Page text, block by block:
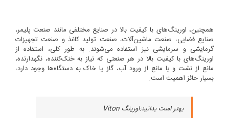
همچنین، اورینگ‌های با کیفیت بالا در صنایع مختلفی مانند صنعت پلیمر،
صنایع فضایی، صنعت ماشین‌آلات، صنعت تولید کاغذ و صنعت تجهیزات
گرمایشی و سرمایشی نیز استفاده می‌شوند. به طور کلی، استفاده از
اورینگ‌های با کیفیت بالا در هر صنعتی که نیاز به خنک‌کننده، نگهدارنده،
مانع از نشت و یا مانع از ورود آب، گاز یا خاک به دستگاه‌ها وجود دارد،
بسیار حائز اهمیت است.
بهتر است بدانید:اورینگ Viton